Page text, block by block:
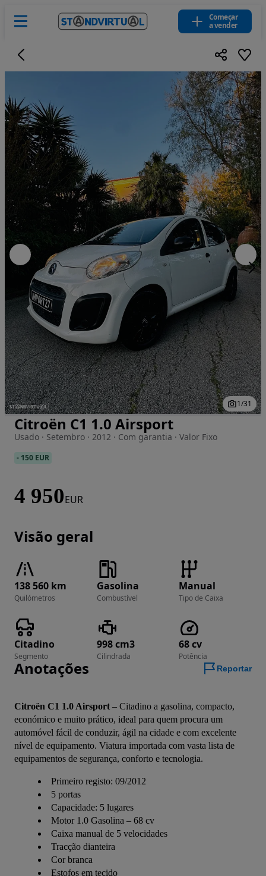
Começar
a vender
Imagem 1 de 31
1/31
Citroën C1 1.0 Airsport
Usado · Setembro · 2012 · Com garantia · Valor Fixo
- 150 EUR
4 950EUR
Visão geral
138 560 km
Quilómetros
Gasolina
Combustível
Manual
Tipo de Caixa
Citadino
Segmento
998 cm3
Cilindrada
68 cv
Potência
Anotações Reportar
Citroën C1 1.0 Airsport – Citadino a gasolina, compacto,
económico e muito prático, ideal para quem procura um
automóvel fácil de conduzir, ágil na cidade e com excelente
nível de equipamento. Viatura importada com vasta lista de
equipamentos de segurança, conforto e tecnologia.
Primeiro registo: 09/2012
5 portas
Capacidade: 5 lugares
Motor 1.0 Gasolina – 68 cv
Caixa manual de 5 velocidades
Tracção dianteira
Cor branca
Estofos em tecido